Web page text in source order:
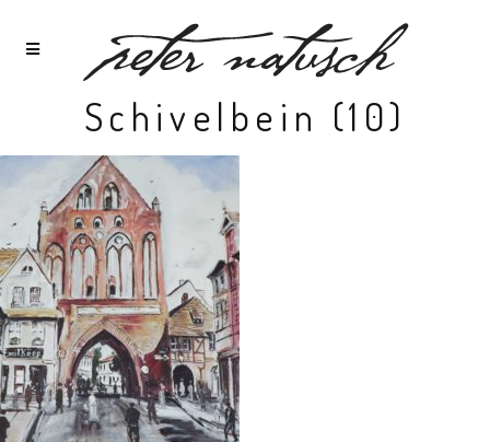
Schivelbein (10)